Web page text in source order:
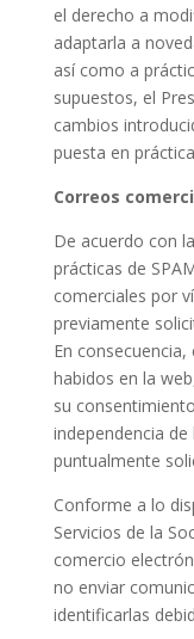
el derecho a
adaptarla a
así como a
supuestos, el
cambios
puesta en
Correos
De acuerdo con
prácticas de
comerciales por
previamente
En
habidos en la
su
independencia
puntualmente
Conforme a lo
Servicios de la
comercio
no enviar
identificarlas